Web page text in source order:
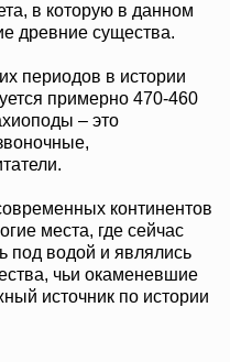
в которую в данном
древние существа.
периодов в истории
примерно 470-460
– это
континентов
места, где сейчас
под водой и являлись
чьи окаменевшие
источник по истории